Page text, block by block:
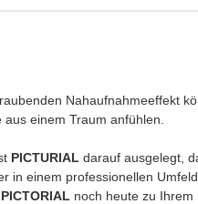
Nahaufnahmeeffekt
einem Traum anfühlen.
PICTURIAL darauf ausgelegt,
in einem professionellen Umfeld
PICTORIAL noch heute zu Ihrem